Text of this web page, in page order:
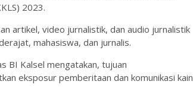
2023.
artikel, video jurnalistik, dan audio jurnalistik
mahasiswa, dan jurnalis.
BI Kalsel mengatakan, tujuan
eksposur pemberitaan dan komunikasi kain